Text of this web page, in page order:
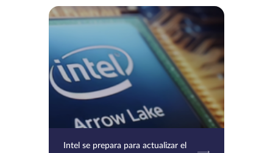
Intel se prepara para actualizar el